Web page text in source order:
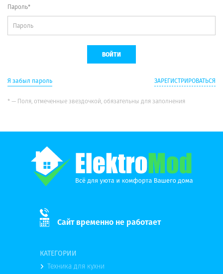
Пароль*
Я забыл пароль ЗАРЕГИСТРИРОВАТЬСЯ
* — Поля, отмеченные звездочкой, обязательны для заполнения
Сайт временно не работает
КАТЕГОРИИ
Техника для кухни